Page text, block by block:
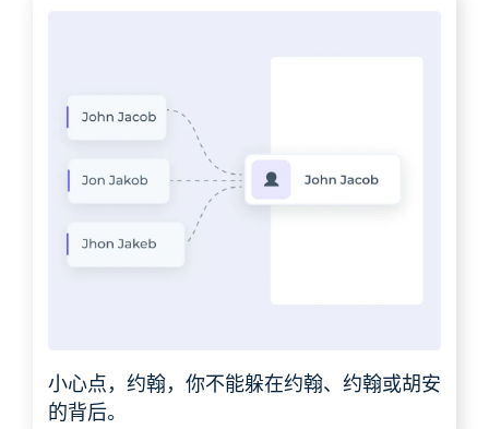
小心点，约翰，你不能躲在约翰、约翰或胡安
的背后。